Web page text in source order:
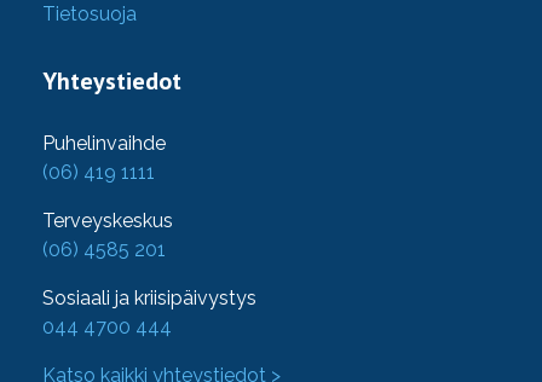
Tietosuoja
Yhteystiedot
Puhelinvaihde
(06) 419 1111
Terveyskeskus
(06) 4585 201
Sosiaali ja kriisipäivystys
044 4700 444
Katso kaikki yhteystiedot >